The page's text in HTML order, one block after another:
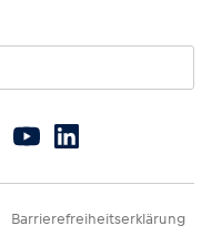
Barrierefreiheitserklärung